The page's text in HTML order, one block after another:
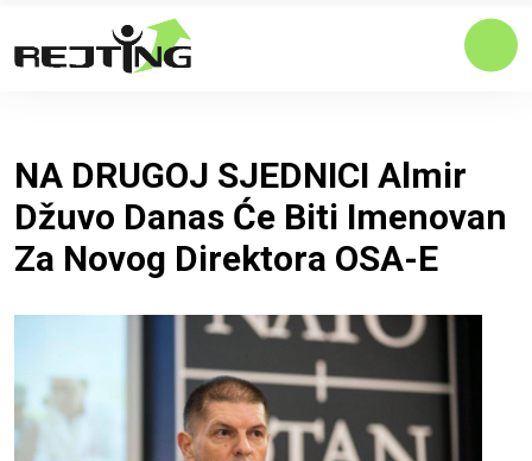
NA DRUGOJ SJEDNICI Almir
Džuvo Danas Će Biti Imenovan
Za Novog Direktora OSA-E